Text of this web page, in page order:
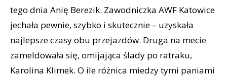
tego dnia Anię Berezik. Zawodniczka AWF Katowice
jechała pewnie, szybko i skutecznie – uzyskała
najlepsze czasy obu przejazdów. Druga na mecie
zameldowała się, omijająca ślady po ratraku,
Karolina Klimek. O ile różnica miedzy tymi paniami